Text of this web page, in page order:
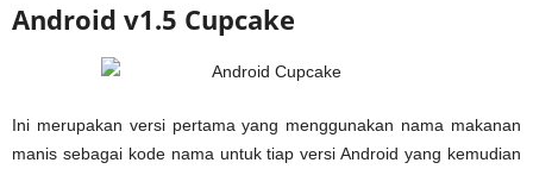
Android v1.5 Cupcake
Ini merupakan versi pertama yang menggunakan nama makanan
manis sebagai kode nama untuk tiap versi Android yang kemudian